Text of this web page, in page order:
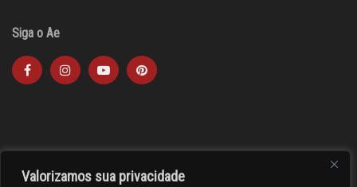
Valorizamos sua privacidade
Siga o Ae